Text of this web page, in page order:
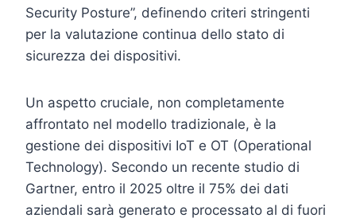
Security Posture”, definendo criteri stringenti
per la valutazione continua dello stato di
sicurezza dei dispositivi.
Un aspetto cruciale, non completamente
affrontato nel modello tradizionale, è la
gestione dei dispositivi IoT e OT (Operational
Technology). Secondo un recente studio di
Gartner, entro il 2025 oltre il 75% dei dati
aziendali sarà generato e processato al di fuori